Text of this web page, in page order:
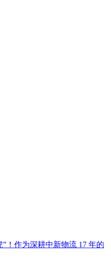
！作为深耕中新物流 17 年的